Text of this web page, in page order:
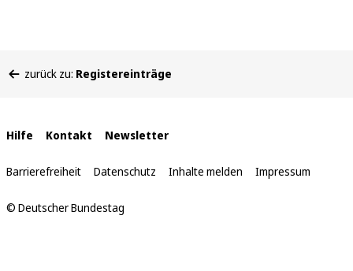
befinden
zurück zu: Registereinträge
Interne
Links
Hilfe Kontakt Newsletter
Barrierefreiheit Datenschutz Inhalte melden Impressum
© Deutscher Bundestag